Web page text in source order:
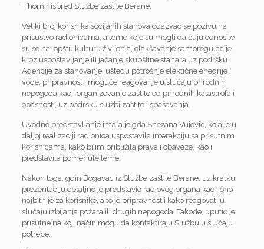
Tihomir ispred Službe zaštite Berane.
Veliki broj korisnika socijanih stanova odazvao se pozivu na
prisustvo radionicama, a teme koje su mogli da čuju odnosile
su se na: opštu kulturu življenja, olakšavanje samoregulacije
kroz uspostavljanje ili jačanje skupštine stanara uz podršku
Agencije za stanovanje, uštedu potrošnje elektične enegrije i
vode, pripravnost i moguće reagovanje u slučaju prirodnih
nepogoda kao i organizovanje zaštite od prirodnih katastrofa i
opasnosti, uz podršku službi zaštite i spašavanja.
Uvodno predstavljanje imala je gđa Snežana Vujović, koja je u
daljoj realizaciji radionica uspostavila interakciju sa prisutnim
korisnicama, kako bi im približila prava i obaveze, kao i
predstavila pomenute teme.
Nakon toga, gdin Bogavac iz Službe zaštite Berane, uz kratku
prezentaciju detaljno je predstavio rad ovog organa kao i ono
najbitnije za korisnike, a to je pripravnost i kako reagovati u
slučaju izbijanja požara ili drugih nepogoda. Takođe, uputio je
prisutne na koji način mogu da kontaktiraju Službu u slučaju
potrebe.